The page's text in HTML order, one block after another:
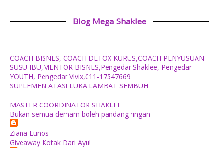
Blog Mega Shaklee
COACH BISNES, COACH DETOX KURUS,COACH PENYUSUAN
SUSU IBU,MENTOR BISNES,Pengedar Shaklee, Pengedar
YOUTH, Pengedar Vivix,011-17547669
SUPLEMEN ATASI LUKA LAMBAT SEMBUH
MASTER COORDINATOR SHAKLEE
Bukan semua demam boleh pandang ringan
Ziana Eunos
Giveaway Kotak Dari Ayu!